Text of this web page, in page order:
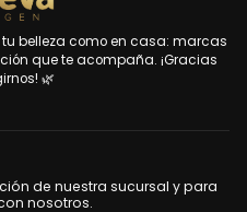
belleza como en casa: marcas
que te acompaña. ¡Gracias
🌿
de nuestra sucursal y para
nosotros.